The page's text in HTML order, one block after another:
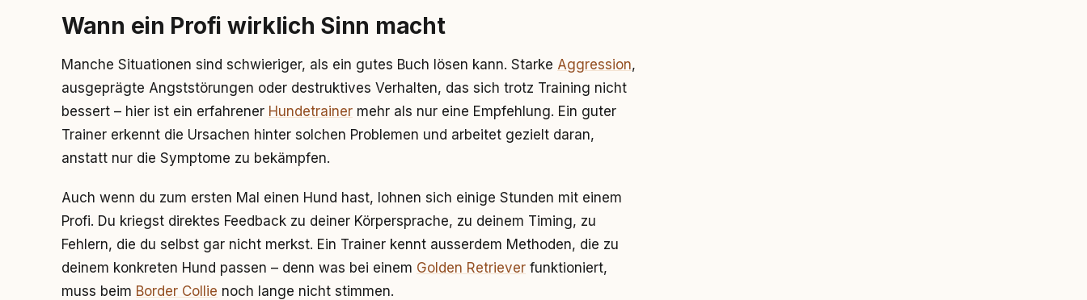
Wann ein Profi wirklich Sinn macht
Manche Situationen sind schwieriger, als ein gutes Buch lösen kann. Starke Aggression,
ausgeprägte Angststörungen oder destruktives Verhalten, das sich trotz Training nicht
bessert – hier ist ein erfahrener Hundetrainer mehr als nur eine Empfehlung. Ein guter
Trainer erkennt die Ursachen hinter solchen Problemen und arbeitet gezielt daran,
anstatt nur die Symptome zu bekämpfen.
Auch wenn du zum ersten Mal einen Hund hast, lohnen sich einige Stunden mit einem
Profi. Du kriegst direktes Feedback zu deiner Körpersprache, zu deinem Timing, zu
Fehlern, die du selbst gar nicht merkst. Ein Trainer kennt ausserdem Methoden, die zu
deinem konkreten Hund passen – denn was bei einem Golden Retriever funktioniert,
muss beim Border Collie noch lange nicht stimmen.